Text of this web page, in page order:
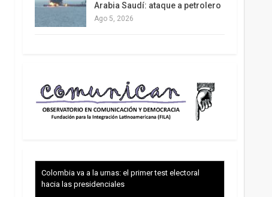
Arabia Saudí: ataque a petrolero
Ago 5, 2026
Colombia va a la urnas: el primer test electoral
hacia las presidenciales